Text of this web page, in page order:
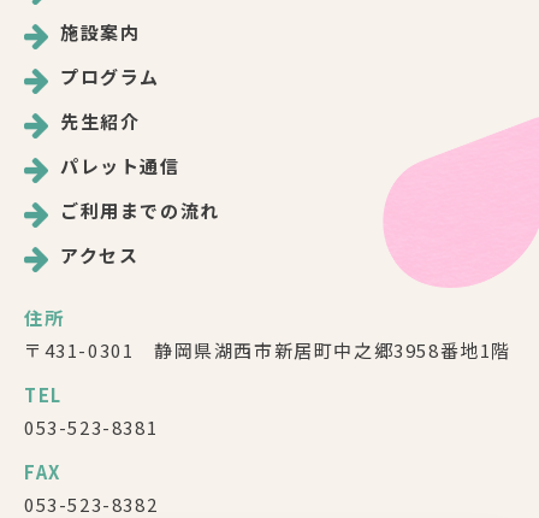
施設案内
プログラム
先生紹介
パレット通信
ご利用までの流れ
アクセス
住所
〒431-0301 静岡県湖西市新居町中之郷3958番地1階
TEL
053-523-8381
FAX
053-523-8382